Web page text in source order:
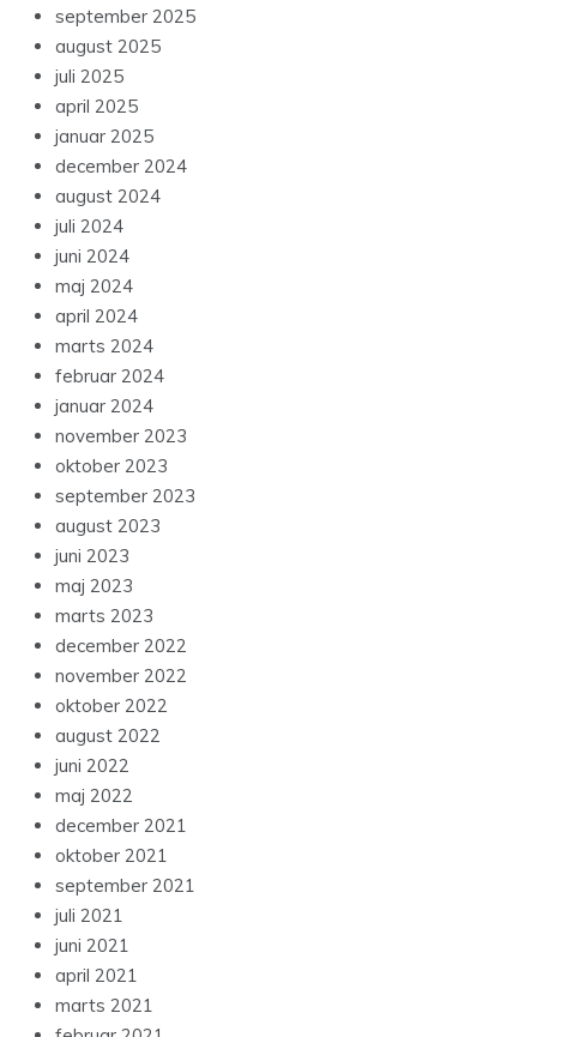
september 2025
august 2025
juli 2025
april 2025
januar 2025
december 2024
august 2024
juli 2024
juni 2024
maj 2024
april 2024
marts 2024
februar 2024
januar 2024
november 2023
oktober 2023
september 2023
august 2023
juni 2023
maj 2023
marts 2023
december 2022
november 2022
oktober 2022
august 2022
juni 2022
maj 2022
december 2021
oktober 2021
september 2021
juli 2021
juni 2021
april 2021
marts 2021